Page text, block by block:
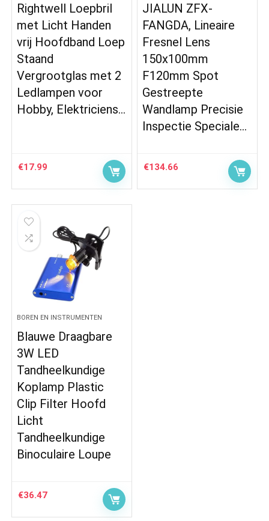
Rightwell Loepbril
met Licht Handen
vrij Hoofdband Loep
Staand
Vergrootglas met 2
Ledlampen voor
Hobby, Elektriciens…
€17.99
JIALUN ZFX-
FANGDA, Lineaire
Fresnel Lens
150x100mm
F120mm Spot
Gestreepte
Wandlamp Precisie
Inspectie Speciale…
€134.66
BOREN EN INSTRUMENTEN
Blauwe Draagbare
3W LED
Tandheelkundige
Koplamp Plastic
Clip Filter Hoofd
Licht
Tandheelkundige
Binoculaire Loupe
€36.47